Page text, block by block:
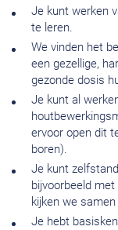
Je kunt werken
te leren.
We vinden het
een gezellige,
gezonde dosis
Je kunt al
ervoor open dit
boren).
Je kunt
bijvoorbeeld
kijken we
Je hebt